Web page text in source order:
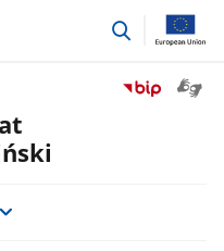
przejdź
Przejdź